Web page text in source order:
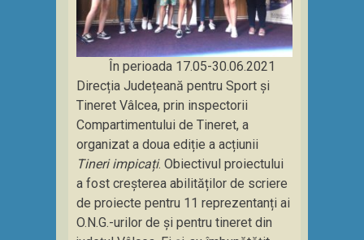
În perioada 17.05-30.06.2021
Direcția Județeană pentru Sport și
Tineret Vâlcea, prin inspectorii
Compartimentului de Tineret, a
organizat a doua ediție a acțiunii
Tineri impicați. Obiectivul proiectului
a fost creșterea abilităților de scriere
de proiecte pentru 11 reprezentanți ai
O.N.G.-urilor de și pentru tineret din